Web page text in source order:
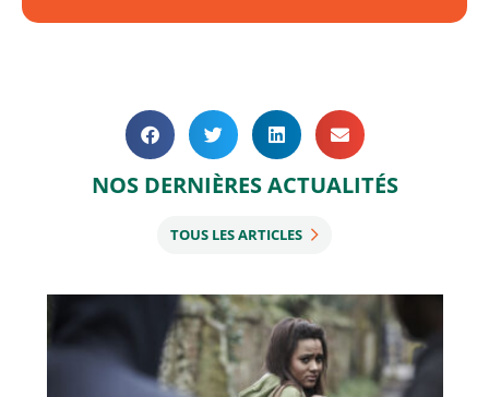
NOS DERNIÈRES ACTUALITÉS
TOUS LES ARTICLES